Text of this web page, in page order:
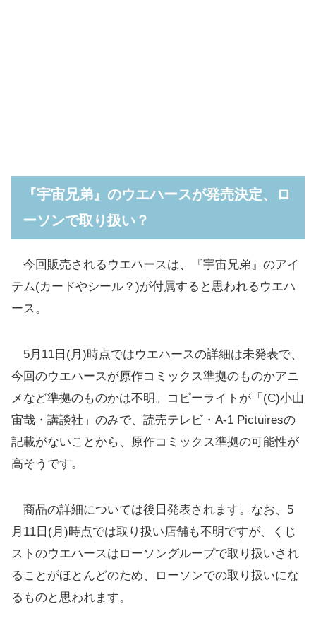
『宇宙兄弟』のウエハースが発売決定、ロ
ーソンで取り扱い？
今回販売されるウエハースは、『宇宙兄弟』のアイ
テム(カードやシール？)が付属すると思われるウエハ
ース。
5月11日(月)時点ではウエハースの詳細は未発表で、
今回のウエハースが原作コミックス準拠のものかアニ
メなど準拠のものかは不明。コピーライトが「(C)小山
宙哉・講談社」のみで、読売テレビ・A-1 Pictuiresの
記載がないことから、原作コミックス準拠の可能性が
高そうです。
商品の詳細については後日発表されます。なお、5
月11日(月)時点では取り扱い店舗も不明ですが、くじ
ストのウエハースはローソングループで取り扱いされ
ることがほとんどのため、ローソンでの取り扱いにな
るものと思われます。